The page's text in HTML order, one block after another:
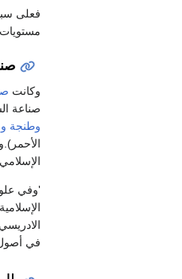
فعلى
مستويات
وكانت
صناعة
وطنجة
'وفي
في